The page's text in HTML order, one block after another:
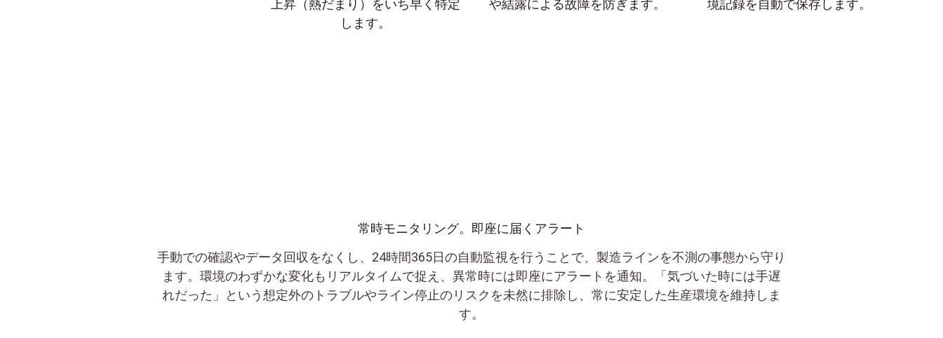
上昇（熱だまり）をいち早く特定
します。
や結露による故障を防ぎます。
境記録を自動で保存します。
常時モニタリング。即座に届くアラート
手動での確認やデータ回収をなくし、24時間365日の自動監視を行うことで、製造ラインを不測の事態から守り
ます。環境のわずかな変化もリアルタイムで捉え、異常時には即座にアラートを通知。「気づいた時には手遅
れだった」という想定外のトラブルやライン停止のリスクを未然に排除し、常に安定した生産環境を維持しま
す。